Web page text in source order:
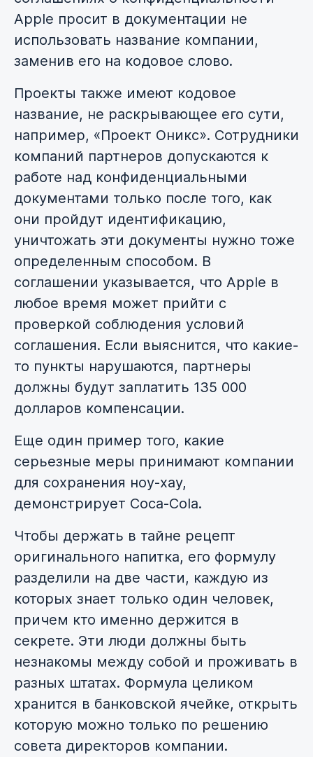
Apple просит в документации не
использовать название компании,
заменив его на кодовое слово.
Проекты также имеют кодовое
название, не раскрывающее его сути,
например, «Проект Оникс». Сотрудники
компаний партнеров допускаются к
работе над конфиденциальными
документами только после того, как
они пройдут идентификацию,
уничтожать эти документы нужно тоже
определенным способом. В
соглашении указывается, что Apple в
любое время может прийти с
проверкой соблюдения условий
соглашения. Если выяснится, что какие-
то пункты нарушаются, партнеры
должны будут заплатить 135 000
долларов компенсации.
Еще один пример того, какие
серьезные меры принимают компании
для сохранения ноу-хау,
демонстрирует Coca-Cola.
Чтобы держать в тайне рецепт
оригинального напитка, его формулу
разделили на две части, каждую из
которых знает только один человек,
причем кто именно держится в
секрете. Эти люди должны быть
незнакомы между собой и проживать в
разных штатах. Формула целиком
хранится в банковской ячейке, открыть
которую можно только по решению
совета директоров компании.